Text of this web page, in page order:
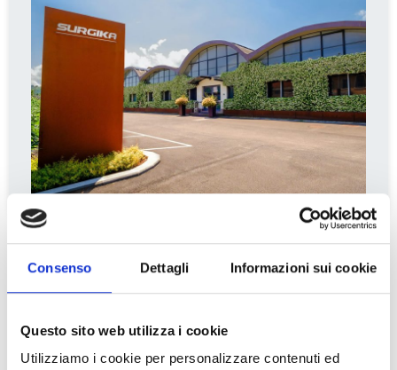
Consenso Dettagli Informazioni sui cookie
Questo sito web utilizza i cookie
Utilizziamo i cookie per personalizzare contenuti ed
Surgikasi impegna giornalmente nella